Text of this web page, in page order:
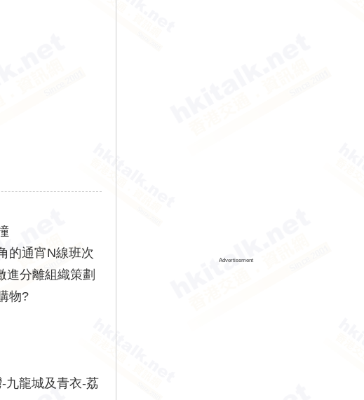
的通宵N線班次
進分離組織策劃
物?
九龍城及青衣-荔
Advertisement